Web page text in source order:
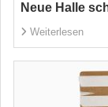
Neue Halle
Weiterlesen